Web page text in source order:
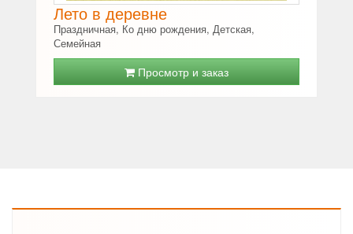
Лето в деревне
Праздничная, Ко дню рождения, Детская,
Семейная
Просмотр и заказ